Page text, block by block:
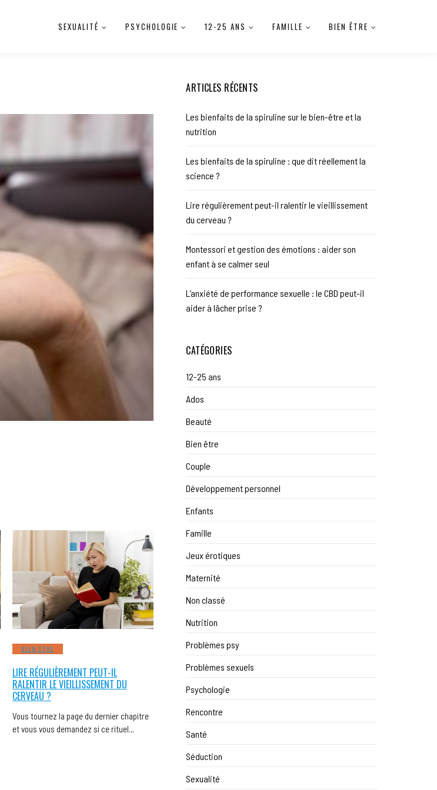
SEXUALITÉ PSYCHOLOGIE 12-25 ANS FAMILLE BIEN ÊTRE
BIEN ÊTRE
LIRE RÉGULIÈREMENT PEUT-IL
RALENTIR LE VIEILLISSEMENT DU
CERVEAU ?
Vous tournez la page du dernier chapitre
et vous vous demandez si ce rituel…
ARTICLES RÉCENTS
Les bienfaits de la spiruline sur le bien-être et la
nutrition
Les bienfaits de la spiruline : que dit réellement la
science ?
Lire régulièrement peut-il ralentir le vieillissement
du cerveau ?
Montessori et gestion des émotions : aider son
enfant à se calmer seul
L’anxiété de performance sexuelle : le CBD peut-il
aider à lâcher prise ?
CATÉGORIES
12-25 ans
Ados
Beauté
Bien être
Couple
Développement personnel
Enfants
Famille
Jeux érotiques
Maternité
Non classé
Nutrition
Problèmes psy
Problèmes sexuels
Psychologie
Rencontre
Santé
Séduction
Sexualité